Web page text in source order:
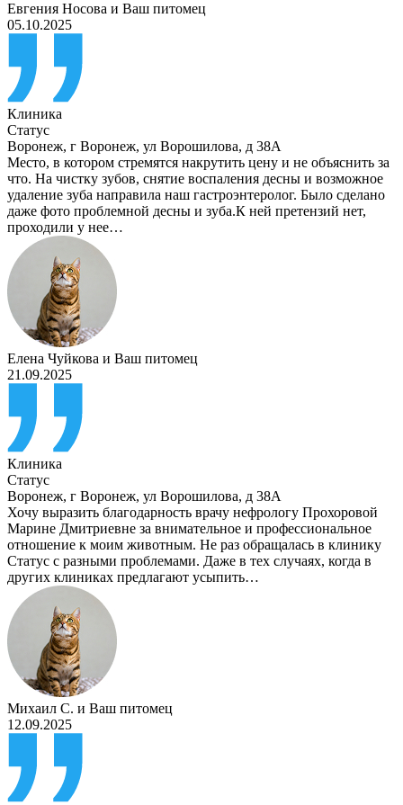
Евгения Носова и Ваш питомец
05.10.2025
Клиника
Статус
Воронеж, г Воронеж, ул Ворошилова, д 38А
Место, в котором стремятся накрутить цену и не объяснить за
что. На чистку зубов, снятие воспаления десны и возможное
удаление зуба направила наш гастроэнтеролог. Было сделано
даже фото проблемной десны и зуба.К ней претензий нет,
проходили у нее…
Елена Чуйкова и Ваш питомец
21.09.2025
Клиника
Статус
Воронеж, г Воронеж, ул Ворошилова, д 38А
Хочу выразить благодарность врачу нефрологу Прохоровой
Марине Дмитриевне за внимательное и профессиональное
отношение к моим животным. Не раз обращалась в клинику
Статус с разными проблемами. Даже в тех случаях, когда в
других клиниках предлагают усыпить…
Михаил С. и Ваш питомец
12.09.2025